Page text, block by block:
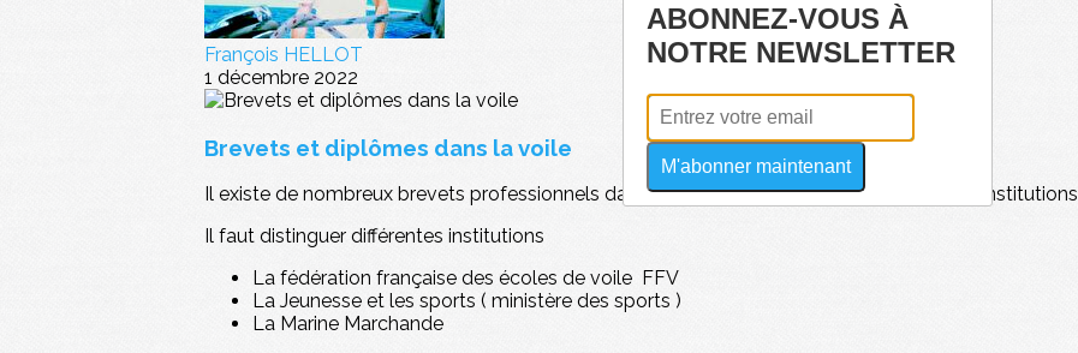
François HELLOT
1 décembre 2022
Brevets et diplômes dans la voile
Il existe de nombreux brevets professionnels dans la voile, correspondants à différentes institutions
Il faut distinguer différentes institutions
La fédération française des écoles de voile FFV
La Jeunesse et les sports ( ministère des sports )
La Marine Marchande
ABONNEZ-VOUS À
NOTRE NEWSLETTER
M'abonner maintenant